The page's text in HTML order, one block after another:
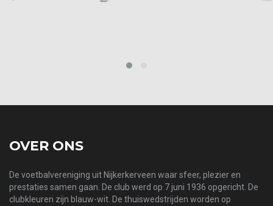
prev
OVER ONS
De voetbalvereniging uit Nijkerkerveen waar sfeer, plezier en
prestaties samen gaan. De club werd op 7 juni 1936 opgericht. De
clubkleuren zijn blauw-wit. De thuiswedstrijden worden op